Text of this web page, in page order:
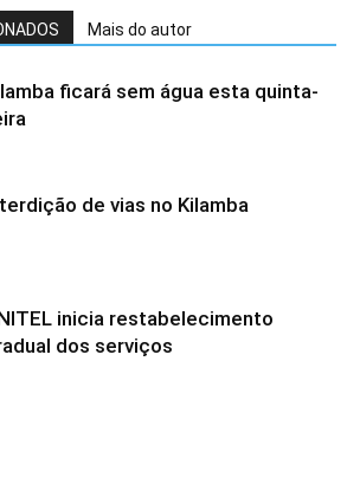
Mais do autor
ficará sem água esta quinta-
de vias no Kilamba
inicia restabelecimento
dos serviços